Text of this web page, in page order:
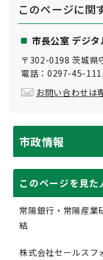
このページに関
市長公室 デジタ
〒302-0198 茨城県
電話：0297-45-
お問い合わせは
市政情報
このページを見
常陽銀行・常陽産業
結
株式会社セールスフ